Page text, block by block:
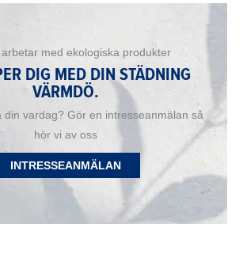
arbetar med ekologiska produkter
DIG MED DIN STÄDNING
VÄRMDÖ.
din vardag? Gör en intresseanmälan så
hör vi av oss
INTRESSEANMÄLAN